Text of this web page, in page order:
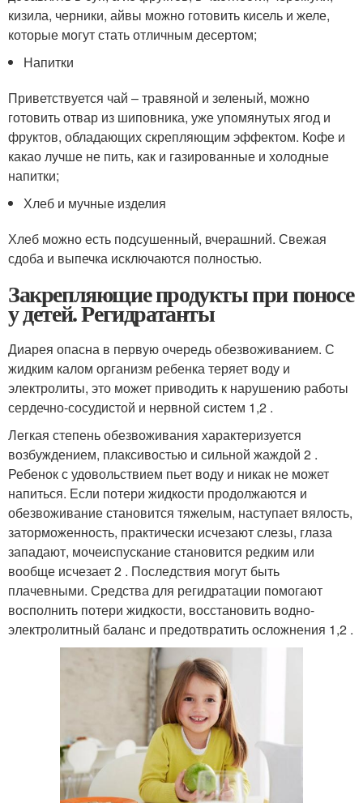
кизила, черники, айвы можно готовить кисель и желе,
которые могут стать отличным десертом;
Напитки
Приветствуется чай – травяной и зеленый, можно
готовить отвар из шиповника, уже упомянутых ягод и
фруктов, обладающих скрепляющим эффектом. Кофе и
какао лучше не пить, как и газированные и холодные
напитки;
Хлеб и мучные изделия
Хлеб можно есть подсушенный, вчерашний. Свежая
сдоба и выпечка исключаются полностью.
Закрепляющие продукты при поносе
у детей. Регидратанты
Диарея опасна в первую очередь обезвоживанием. С
жидким калом организм ребенка теряет воду и
электролиты, это может приводить к нарушению работы
сердечно-сосудистой и нервной систем 1,2 .
Легкая степень обезвоживания характеризуется
возбуждением, плаксивостью и сильной жаждой 2 .
Ребенок с удовольствием пьет воду и никак не может
напиться. Если потери жидкости продолжаются и
обезвоживание становится тяжелым, наступает вялость,
заторможенность, практически исчезают слезы, глаза
западают, мочеиспускание становится редким или
вообще исчезает 2 . Последствия могут быть
плачевными. Средства для регидратации помогают
восполнить потери жидкости, восстановить водно-
электролитный баланс и предотвратить осложнения 1,2 .